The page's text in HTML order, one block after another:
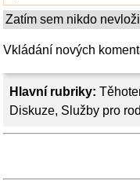
Hlavní rubriky:
Diskuze, Služby pro
Zatím sem nikdo
Vkládání nových